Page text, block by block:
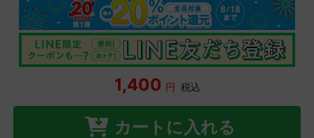
1,400 円 税込
カートに入れる